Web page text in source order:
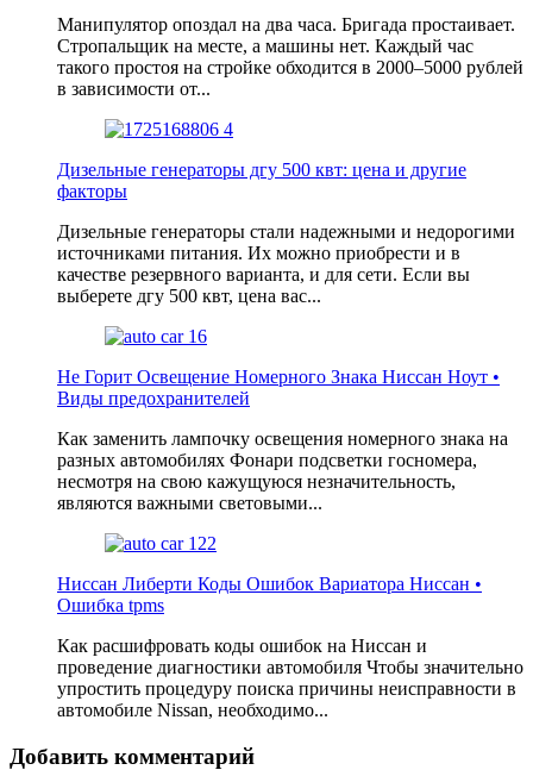
Манипулятор опоздал на два часа. Бригада простаивает.
Стропальщик на месте, а машины нет. Каждый час
такого простоя на стройке обходится в 2000–5000 рублей
в зависимости от...
Дизельные генераторы дгу 500 квт: цена и другие
факторы
Дизельные генераторы стали надежными и недорогими
источниками питания. Их можно приобрести и в
качестве резервного варианта, и для сети. Если вы
выберете дгу 500 квт, цена вас...
Не Горит Освещение Номерного Знака Ниссан Ноут •
Виды предохранителей
Как заменить лампочку освещения номерного знака на
разных автомобилях Фонари подсветки госномера,
несмотря на свою кажущуюся незначительность,
являются важными световыми...
Ниссан Либерти Коды Ошибок Вариатора Ниссан •
Ошибка tpms
Как расшифровать коды ошибок на Ниссан и
проведение диагностики автомобиля Чтобы значительно
упростить процедуру поиска причины неисправности в
автомобиле Nissan, необходимо...
Добавить комментарий